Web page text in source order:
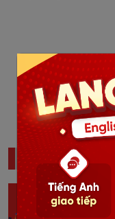
‹ 1 2 ...
37 38